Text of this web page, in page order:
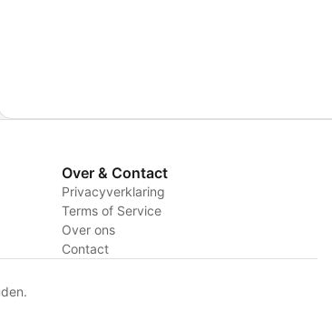
Over & Contact
Privacyverklaring
Terms of Service
Over ons
Contact